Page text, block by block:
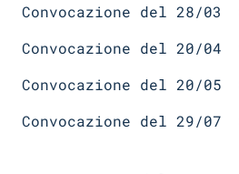
Convocazione del 28/03
Convocazione del 20/04
Convocazione del 20/05
Convocazione del 29/07